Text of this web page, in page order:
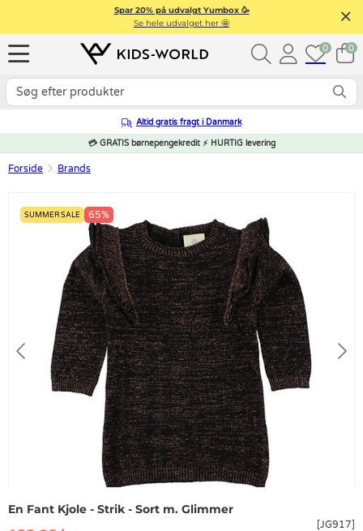
Spar 20% på udvalgt Yumbox 🥳
Se hele udvalget her 🤩
0 0
Altid gratis fragt i Danmark
💳 GRATIS børnepengekredit ⚡ HURTIG levering
Forside Brands
SUMMER SALE 65%
En Fant Kjole - Strik - Sort m. Glimmer
[JG917]